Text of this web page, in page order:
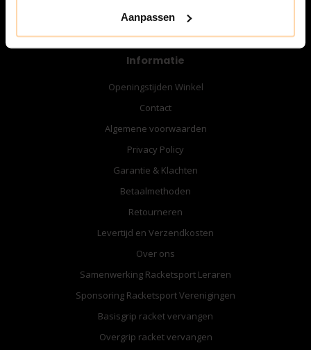
Aanpassen
Informatie
Openingstijden Winkel
Contact
Algemene voorwaarden
Privacy Policy
Garantie & Klachten
Betaalmethoden
Retourneren
Levertijd en Verzendkosten
Over ons
Samenwerking Racketsport Leraren
Sponsoring Racketsport Verenigingen
Basisgrip racket vervangen
Overgrip racket vervangen